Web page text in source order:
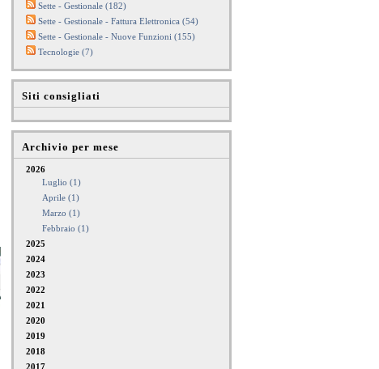
Sette - Gestionale (182)
Sette - Gestionale - Fattura Elettronica (54)
Sette - Gestionale - Nuove Funzioni (155)
Tecnologie (7)
Siti consigliati
Archivio per mese
2026
Luglio (1)
Aprile (1)
Marzo (1)
Febbraio (1)
2025
2024
2023
2022
2021
2020
2019
2018
2017